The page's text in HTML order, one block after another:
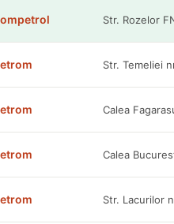
Str. Rozelor
Str. Temeliei
Calea
Calea
Str. Lacurilor